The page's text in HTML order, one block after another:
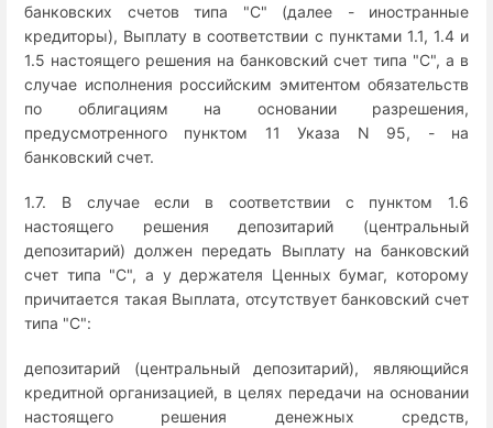
банковских счетов типа "С" (далее - иностранные
кредиторы), Выплату в соответствии с пунктами 1.1, 1.4 и
1.5 настоящего решения на банковский счет типа "С", а в
случае исполнения российским эмитентом обязательств
по облигациям на основании разрешения,
предусмотренного пунктом 11 Указа N 95, - на
банковский счет.
1.7. В случае если в соответствии с пунктом 1.6
настоящего решения депозитарий (центральный
депозитарий) должен передать Выплату на банковский
счет типа "C", а у держателя Ценных бумаг, которому
причитается такая Выплата, отсутствует банковский счет
типа "C":
депозитарий (центральный депозитарий), являющийся
кредитной организацией, в целях передачи на основании
настоящего решения денежных средств,